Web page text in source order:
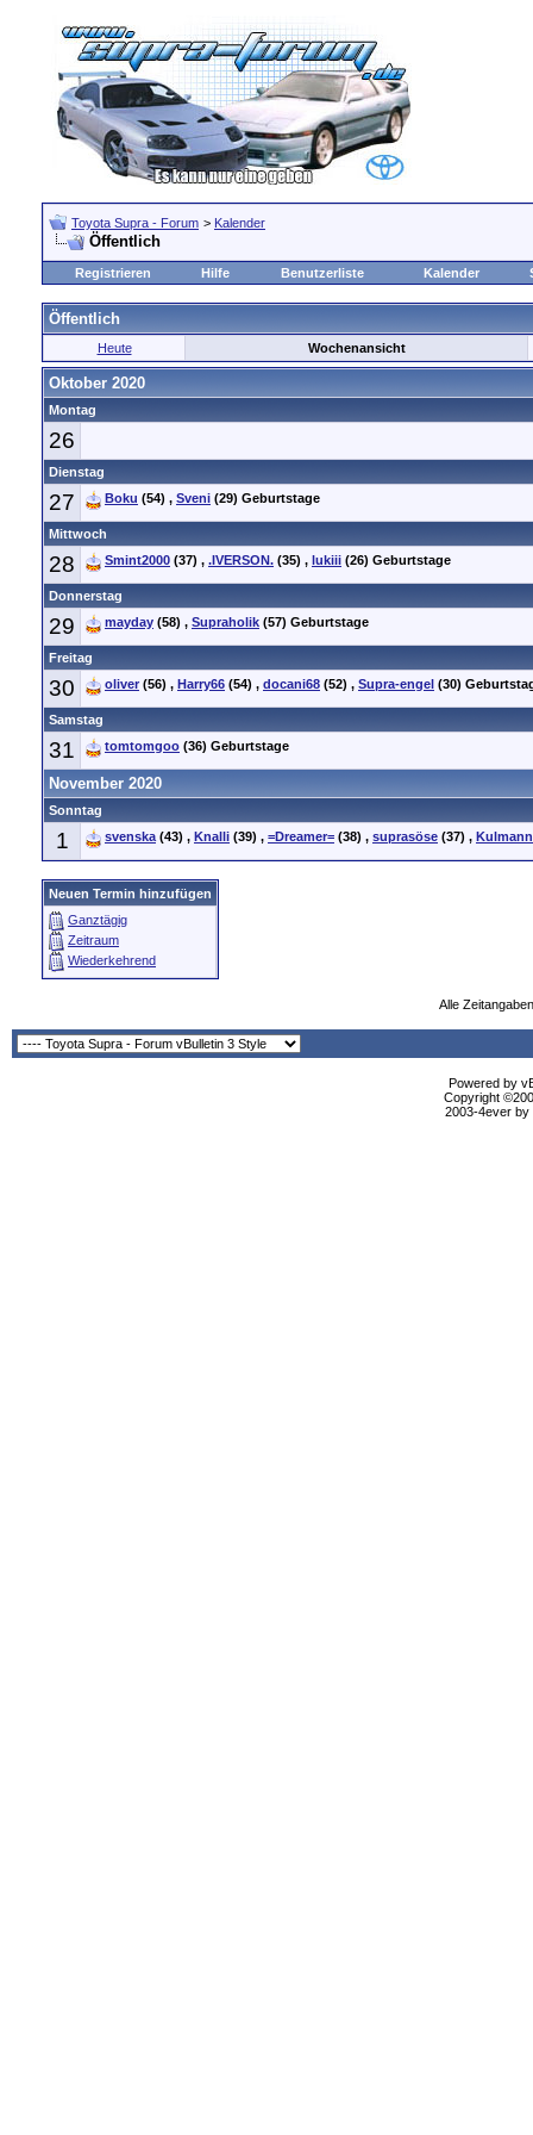
Toyota Supra - Forum > Kalender
Öffentlich
Registrieren Hilfe Benutzerliste Kalender
Öffentlich
Heute Wochenansicht
Oktober 2020
Montag
26
Dienstag
27 Boku (54) , Sveni (29) Geburtstage
Mittwoch
28 Smint2000 (37) , .IVERSON. (35) , lukiii (26) Geburtstage
Donnerstag
29 mayday (58) , Supraholik (57) Geburtstage
Freitag
30 oliver (56) , Harry66 (54) , docani68 (52) , Supra-engel (30)
Samstag
31 tomtomgoo (36) Geburtstage
November 2020
Sonntag
1 svenska(43) , Knalli (39) , =Dreamer= (38) , suprasöse (37) , Kulmann
Neuen Termin hinzufügen
Ganztägig
Zeitraum
Wiederkehrend
Alle
Powered by
Copyright
2003-4ever by